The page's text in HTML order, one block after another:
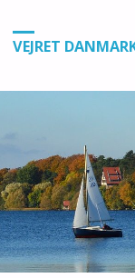
VEJRET